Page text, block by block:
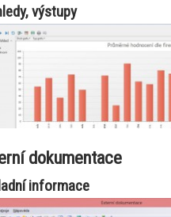
výstupy
dokumentace
informace